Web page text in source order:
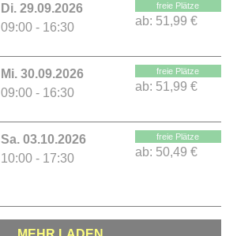
Di. 29.09.2026
09:00 - 16:30
freie Plätze
ab: 51,99 €
Mi. 30.09.2026
09:00 - 16:30
freie Plätze
ab: 51,99 €
Sa. 03.10.2026
10:00 - 17:30
freie Plätze
ab: 50,49 €